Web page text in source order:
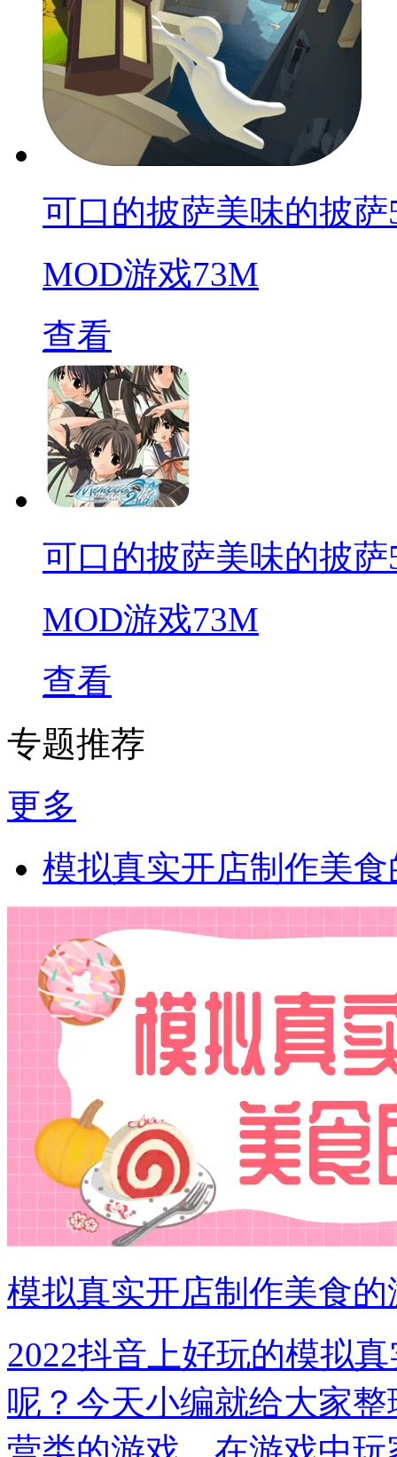
可口的披萨美味的披萨
MOD游戏73M
查看
可口的披萨美味的披萨
MOD游戏73M
查看
专题推荐
更多
模拟真实开店制作美
模拟真实开店制作美食的
2022抖音上好玩的模拟
呢？今天小编就给大家